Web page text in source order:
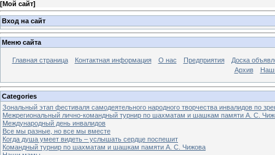
[Мой сайт]
Вход на сайт
Меню сайта
Главная страница Контактная информация О нас Предприятия
Доска
Архив
Categories
Зональный этап фестиваля самодеятельного народного творчества инвалидов по
Межрегиональный лично-командный турнир по шахматам и шашкам памяти А. С.
Международный день инвалидов
Все мы разные, но все мы вместе
Когда душа умеет видеть – услышать сердце поспешит
Командный турнир по шахматам и шашкам памяти А. С. Чижова